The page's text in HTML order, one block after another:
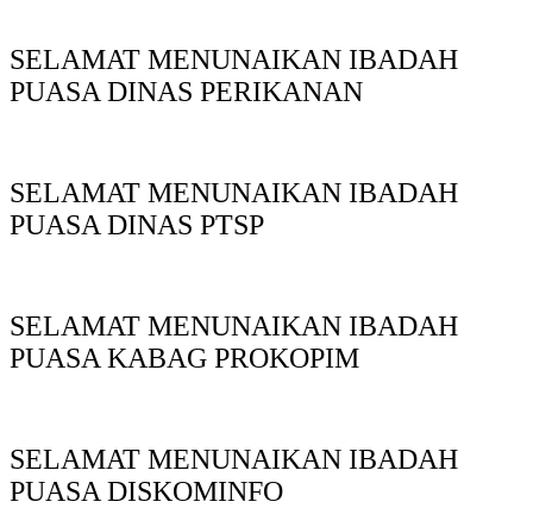
SELAMAT MENUNAIKAN IBADAH
PUASA DINAS PERIKANAN
SELAMAT MENUNAIKAN IBADAH
PUASA DINAS PTSP
SELAMAT MENUNAIKAN IBADAH
PUASA KABAG PROKOPIM
SELAMAT MENUNAIKAN IBADAH
PUASA DISKOMINFO